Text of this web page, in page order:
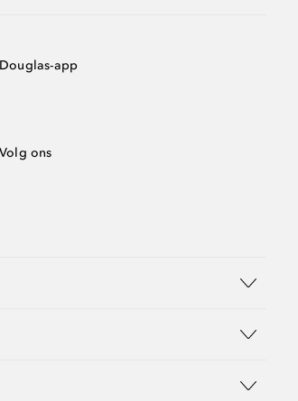
Douglas-app
Volg ons